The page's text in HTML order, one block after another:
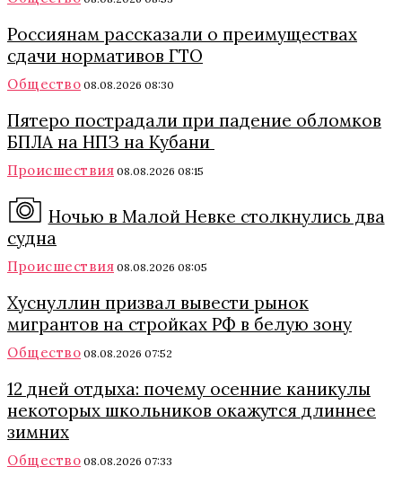
Россиянам рассказали о преимуществах
сдачи нормативов ГТО
Общество 08.08.2026 08:30
Пятеро пострадали при падение обломков
БПЛА на НПЗ на Кубани
Происшествия 08.08.2026 08:15
Ночью в Малой Невке столкнулись два
судна
Происшествия 08.08.2026 08:05
Хуснуллин призвал вывести рынок
мигрантов на стройках РФ в белую зону
Общество 08.08.2026 07:52
12 дней отдыха: почему осенние каникулы
некоторых школьников окажутся длиннее
зимних
Общество 08.08.2026 07:33